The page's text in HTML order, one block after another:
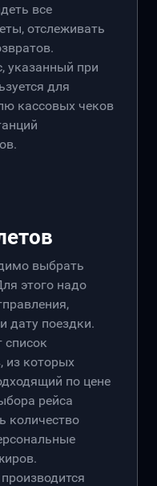
все
отслеживать
указанный при
для
кассовых чеков
выбрать
этого надо
дату поездки.
список
из которых
по цене
рейса
количество